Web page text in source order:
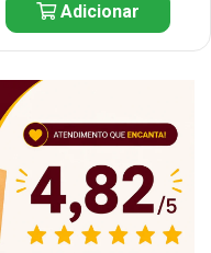
Adicionar